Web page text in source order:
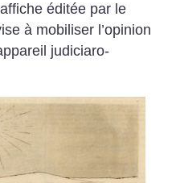
éditée par le
à mobiliser l’opinion
judiciaro-